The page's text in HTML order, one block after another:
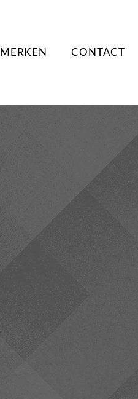
MERKEN CONTACT
van het juiste montuur voor uw